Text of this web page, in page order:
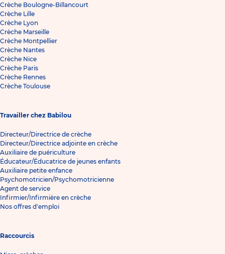
Crèche Boulogne-Billancourt
Crèche Lille
Crèche Lyon
Crèche Marseille
Crèche Montpellier
Crèche Nantes
Crèche Nice
Crèche Paris
Crèche Rennes
Crèche Toulouse
Travailler chez Babilou
Directeur/Directrice de crèche
Directeur/Directrice adjointe en crèche
Auxiliaire de puériculture
Éducateur/Éducatrice de jeunes enfants
Auxiliaire petite enfance
Psychomotricien/Psychomotricienne
Agent de service
Infirmier/Infirmière en crèche
Nos offres d'emploi
Raccourcis